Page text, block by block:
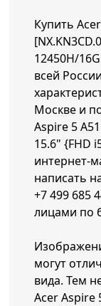
Купить
12450H/
всей
Москве и
Aspire 5
15.6" {FHD
интернет-
написать
+7 499 685
лицами по
могут
вида. Тем
Acer Aspire